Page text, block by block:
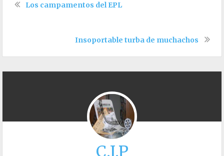
Los campamentos del EPL
Insoportable turba de muchachos
C.I.P